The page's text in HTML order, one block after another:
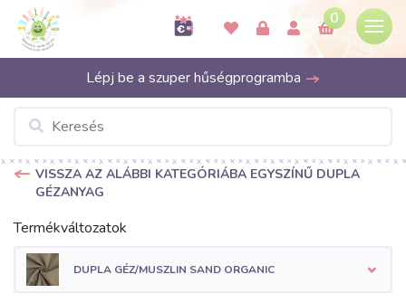
0
Lépj be a szuper hűségprogramba
VISSZA AZ ALÁBBI KATEGÓRIÁBA EGYSZÍNŰ DUPLA
GÉZANYAG
Termékváltozatok
DUPLA GÉZ/MUSZLIN SAND ORGANIC